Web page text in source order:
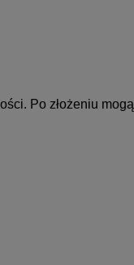
Po złożeniu mogą